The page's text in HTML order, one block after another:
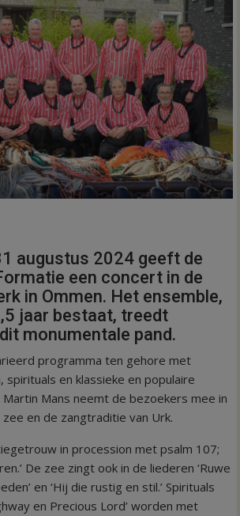
augustus 2024 geeft de
een concert in de
in Ommen. Het ensemble,
jaar bestaat, treedt
monumentale pand.
programma ten gehore met
spirituals en klassieke en populaire
Mans neemt de bezoekers mee in
en de zangtraditie van Urk.
in procession met psalm 107;
De zee zingt ook in de liederen ‘Ruwe
en ‘Hij die rustig en stil.’ Spirituals
en Precious Lord’ worden met